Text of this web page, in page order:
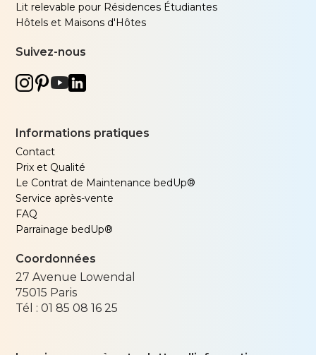
Lit relevable pour Résidences Étudiantes
Hôtels et Maisons d'Hôtes
Suivez-nous
Informations pratiques
Contact
Prix et Qualité
Le Contrat de Maintenance bedUp®
Service après-vente
FAQ
Parrainage bedUp®
Coordonnées
27 Avenue Lowendal
75015 Paris
Tél :01 85 08 16 25